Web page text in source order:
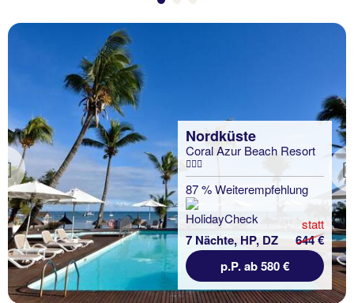
Previous
Nordküste
Coral Azur Beach Resort
87 % Weiterempfehlung
7 Nächte, HP, DZ
statt
644 €
p.P. ab 580 €